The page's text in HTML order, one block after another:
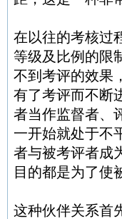
在以往的考核过
等级及比例的限
不到考评的效果
有了考评而不断
者当作监督者、
一开始就处于不
者与被考评者成
目的都是为了使
这种伙伴关系首